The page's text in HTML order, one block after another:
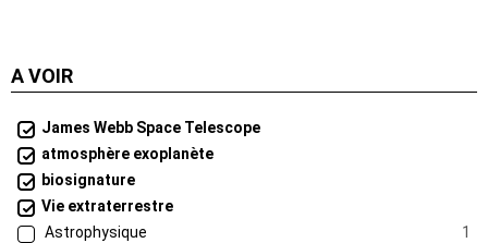
A VOIR
James Webb Space Telescope
atmosphère exoplanète
biosignature
Vie extraterrestre
Astrophysique
1